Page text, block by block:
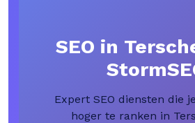
SEO in
Expert SEO diensten die
hoger te ranken in